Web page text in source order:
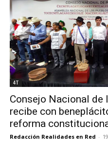
4T
Consejo Nacional de
recibe con
reforma
Redacción Realidades en Red -